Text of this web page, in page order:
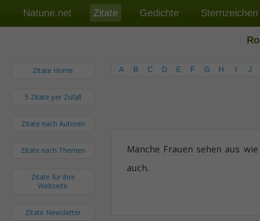
Natune.net Zitate Gedichte Sternzeichen
Zitate Home
5 Zitate per Zufall
Zitate nach Autoren
Zitate nach Themen
Zitate für Ihre
Webseite
Zitate Newsletter
A B C D E F G H I J
Manche Frauen sehen aus
auch.